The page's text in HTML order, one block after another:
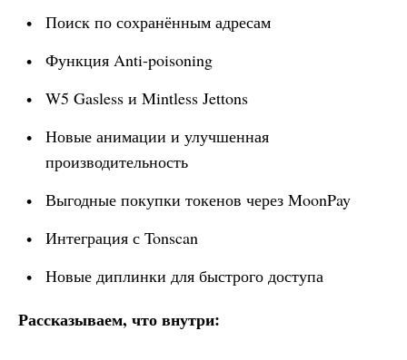
Поиск по сохранённым адресам
Функция Anti-poisoning
W5 Gasless и Mintless Jettons
Новые анимации и улучшенная
производительность
Выгодные покупки токенов через MoonPay
Интеграция с Tonscan
Новые диплинки для быстрого доступа
Рассказываем, что внутри: